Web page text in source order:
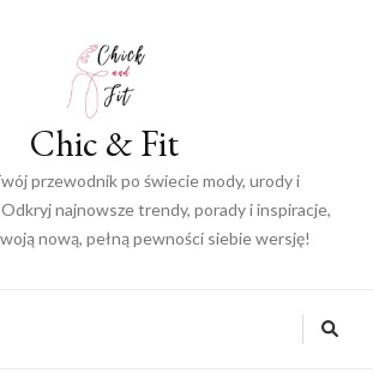
Chic & Fit
przewodnik po świecie mody, urody i
najnowsze trendy, porady i inspiracje,
nową, pełną pewności siebie wersję!